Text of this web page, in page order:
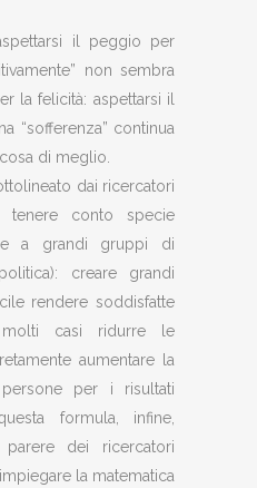
il peggio per
non sembra
la felicità: aspettarsi il
“sofferenza” continua
di meglio.
dai ricercatori
conto specie
a grandi gruppi di
creare grandi
rendere soddisfatte
casi ridurre le
aumentare la
per i risultati
formula, infine,
dei ricercatori
la matematica